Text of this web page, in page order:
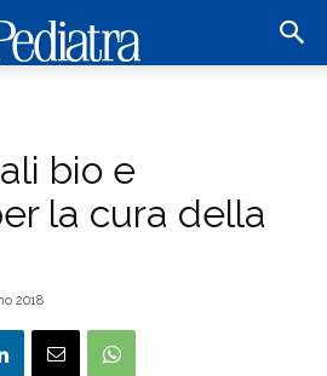
bio e
la cura della
2018